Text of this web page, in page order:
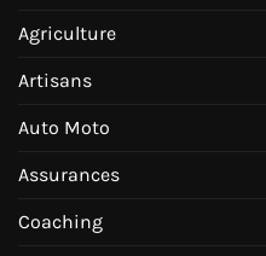
Agriculture
Artisans
Auto Moto
Assurances
Coaching